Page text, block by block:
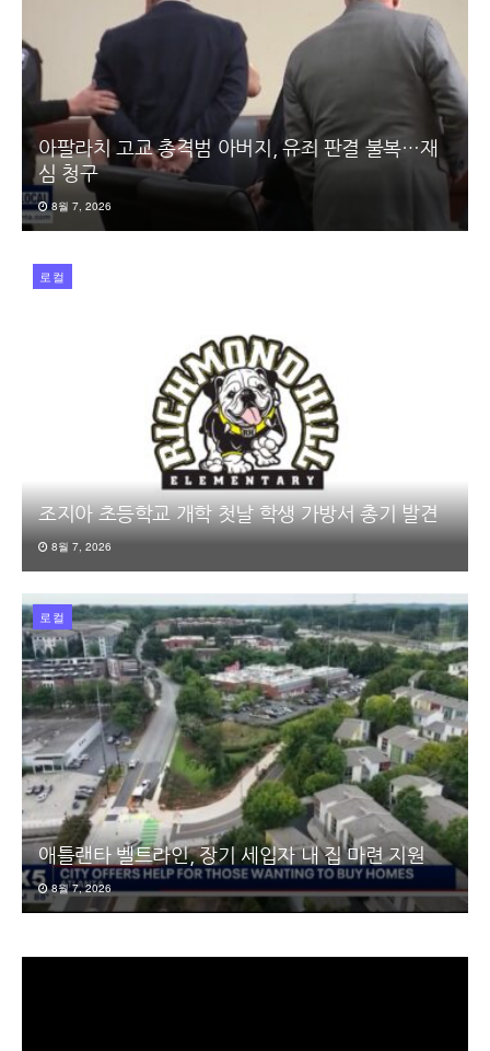
아팔라치 고교 총격범 아버지, 유죄 판결 불복…재
심 청구
8월 7, 2026
로컬
조지아 초등학교 개학 첫날 학생 가방서 총기 발견
8월 7, 2026
로컬
애틀랜타 벨트라인, 장기 세입자 내 집 마련 지원
8월 7, 2026